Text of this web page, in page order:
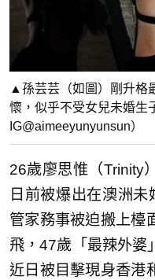
▲孫芸芸（如圖）剛升格
懷，似乎不受女兒未婚生
IG@aimeeyunyunsun）
26歲廖思惟（Trinity
日前被爆出在澳洲
管家務事被迫搬上檯
飛，47歲「最辣外婆
近日被目擊現身香港